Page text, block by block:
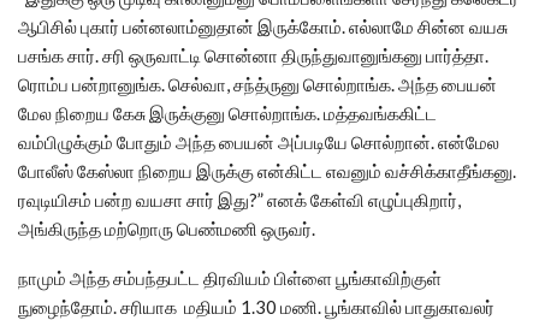
ஆபிசில் புகார் பன்னலாம்னுதான் இருக்கோம். எல்லாமே சின்ன வயசு
பசங்க சார். சரி ஒருவாட்டி சொன்னா திருந்துவானுங்கனு பார்த்தா.
ரொம்ப பன்றானுங்க. செல்வா, சந்த்ருனு சொல்றாங்க. அந்த பையன்
மேல நிறைய கேசு இருக்குனு சொல்றாங்க. மத்தவங்ககிட்ட
வம்பிழுக்கும் போதும் அந்த பையன் அப்படியே சொல்றான். என்மேல
போலீஸ் கேஸ்லா நிறைய இருக்கு என்கிட்ட எவனும் வச்சிக்காதீங்கனு.
ரவுடியிசம் பன்ற வயசா சார் இது?” எனக் கேள்வி எழுப்புகிறார்,
அங்கிருந்த மற்றொரு பெண்மணி ஒருவர்.
நாமும் அந்த சம்பந்தபட்ட திரவியம் பிள்ளை பூங்காவிற்குள்
நுழைந்தோம். சரியாக மதியம் 1.30 மணி. பூங்காவில் பாதுகாவலர்